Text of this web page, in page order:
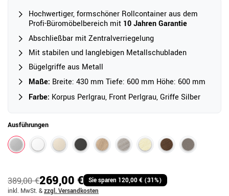
Hochwertiger, formschöner Rollcontainer aus dem
Profi-Büromöbelbereich mit 10 Jahren Garantie
Abschließbar mit Zentralverriegelung
Mit stabilen und langlebigen Metallschubladen
Bügelgriffe aus Metall
Maße: Breite: 430 mm Tiefe: 600 mm Höhe: 600 mm
Farbe: Korpus Perlgrau, Front Perlgrau, Griffe Silber
Ausführungen
389,00 €269,00 € Sie sparen 120,00 € (31%)
inkl. MwSt. &zzgl. Versandkosten